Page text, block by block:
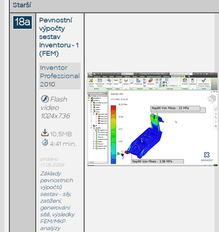
Starší
18a
Pevnostní
výpočty
sestav
Inventoru - 1
(FEM)
Inventor
Professional
2010
Flash
video
1024x736
10,5MB
4:41 min.
přidáno
17.05.2009
Základy
pevnostních
výpočtů
sestav - síly,
zatížení,
generování
sítě, výsledky
FEM/MKP
analýzy